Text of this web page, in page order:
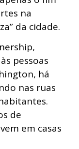
na
da cidade.
pessoas
há
nas ruas
de
em casas